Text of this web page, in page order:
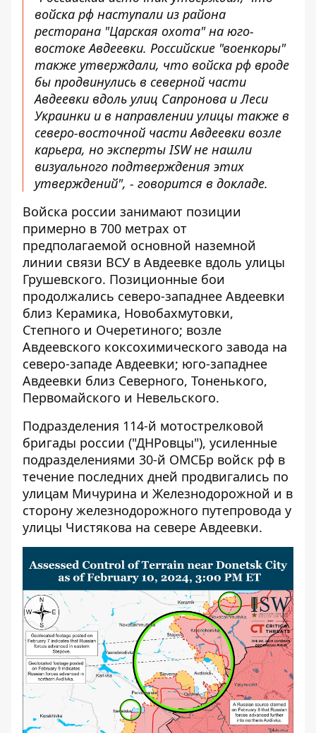
войска рф наступали из района
ресторана "Царская охота" на юго-
востоке Авдеевки. Российские "военкоры"
также утверждали, что войска рф вроде
бы продвинулись в северной части
Авдеевки вдоль улиц Сапронова и Леси
Украинки и в направлении улицы также в
северо-восточной части Авдеевки возле
карьера, но эксперты ISW не нашли
визуального подтверждения этих
утверждений", - говорится в докладе.
Войска россии занимают позиции
примерно в 700 метрах от
предполагаемой основной наземной
линии связи ВСУ в Авдеевке вдоль улицы
Грушевского. Позиционные бои
продолжались северо-западнее Авдеевки
близ Керамика, Новобахмутовки,
Степного и Очеретиного; возле
Авдеевского коксохимического завода на
северо-западе Авдеевки; юго-западнее
Авдеевки близ Северного, Тоненького,
Первомайского и Невельского.
Подразделения 114-й мотострелковой
бригады россии ("ДНРовцы"), усиленные
подразделениями 30-й ОМСБр войск рф в
течение последних дней продвигались по
улицам Мичурина и Железнодорожной и в
сторону железнодорожного путепровода у
улицы Чистякова на севере Авдеевки.